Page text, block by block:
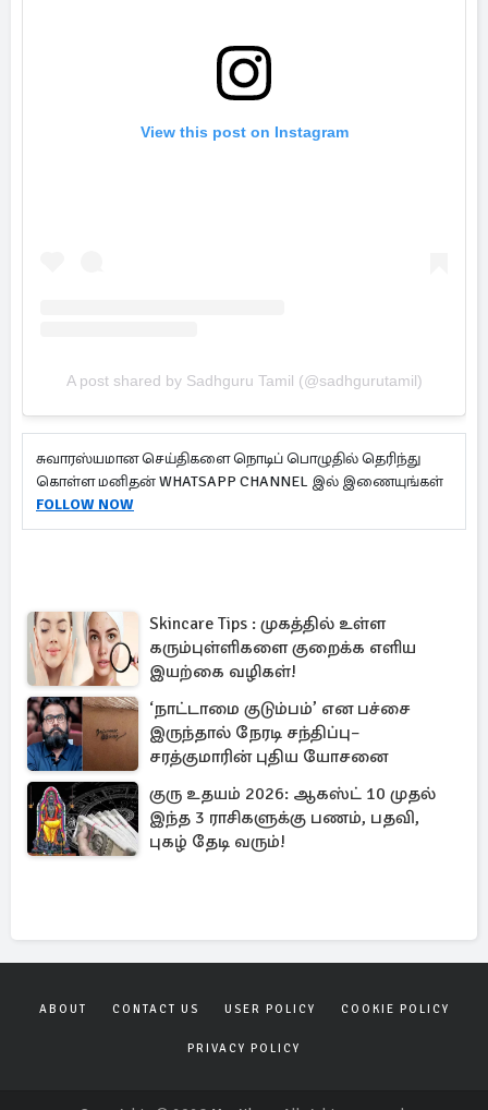
View this post on Instagram
A post shared by Sadhguru Tamil (@sadhgurutamil)
சுவாரஸ்யமான செய்திகளை நொடிப் பொழுதில் தெரிந்து
கொள்ள மனிதன் WHATSAPP CHANNEL இல் இணையுங்கள்
FOLLOW NOW
Skincare Tips : முகத்தில் உள்ள
கரும்புள்ளிகளை குறைக்க எளிய
இயற்கை வழிகள்!
‘நாட்டாமை குடும்பம்’ என பச்சை
இருந்தால் நேரடி சந்திப்பு–
சரத்குமாரின் புதிய யோசனை
குரு உதயம் 2026: ஆகஸ்ட் 10 முதல்
இந்த 3 ராசிகளுக்கு பணம், பதவி,
புகழ் தேடி வரும்!
ABOUT CONTACT US USER POLICY COOKIE POLICY
PRIVACY POLICY